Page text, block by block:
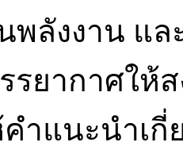
พลังงาน แล
รยากาศให้
คำแนะนำเ